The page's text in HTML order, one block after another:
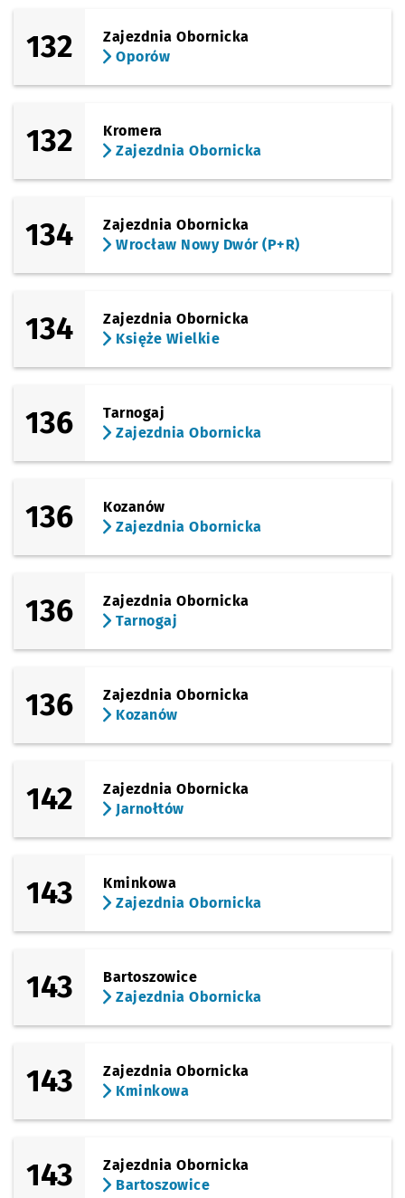
132
Zajezdnia Obornicka
Oporów
132
Kromera
Zajezdnia Obornicka
134
Zajezdnia Obornicka
Wrocław Nowy Dwór (P+R)
134
Zajezdnia Obornicka
Księże Wielkie
136
Tarnogaj
Zajezdnia Obornicka
136
Kozanów
Zajezdnia Obornicka
136
Zajezdnia Obornicka
Tarnogaj
136
Zajezdnia Obornicka
Kozanów
142
Zajezdnia Obornicka
Jarnołtów
143
Kminkowa
Zajezdnia Obornicka
143
Bartoszowice
Zajezdnia Obornicka
143
Zajezdnia Obornicka
Kminkowa
143
Zajezdnia Obornicka
Bartoszowice